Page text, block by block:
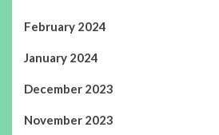
February 2024
January 2024
December 2023
November 2023